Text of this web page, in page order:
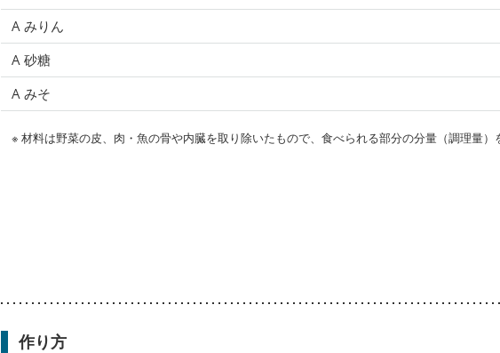
A みりん
A 砂糖
A みそ
※ 材料は野菜の皮、肉・魚の骨や内臓を取り除いたもので、食べられる部分の分量（調理量）
作り方